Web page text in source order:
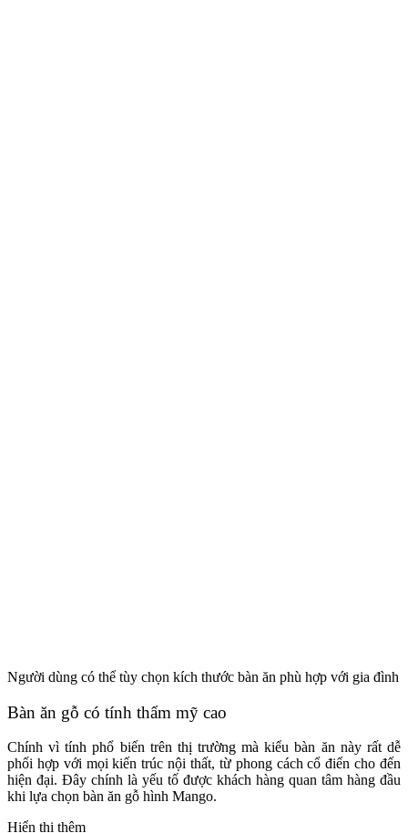
Người dùng có thể tùy chọn kích thước bàn ăn phù hợp với gia đình
Bàn ăn gỗ có tính thẩm mỹ cao
Chính vì tính phổ biến trên thị trường mà kiểu bàn ăn này rất dễ
phối hợp với mọi kiến trúc nội thất, từ phong cách cổ điển cho đến
hiện đại. Đây chính là yếu tố được khách hàng quan tâm hàng đầu
khi lựa chọn bàn ăn gỗ hình Mango.
Hiển thị thêm